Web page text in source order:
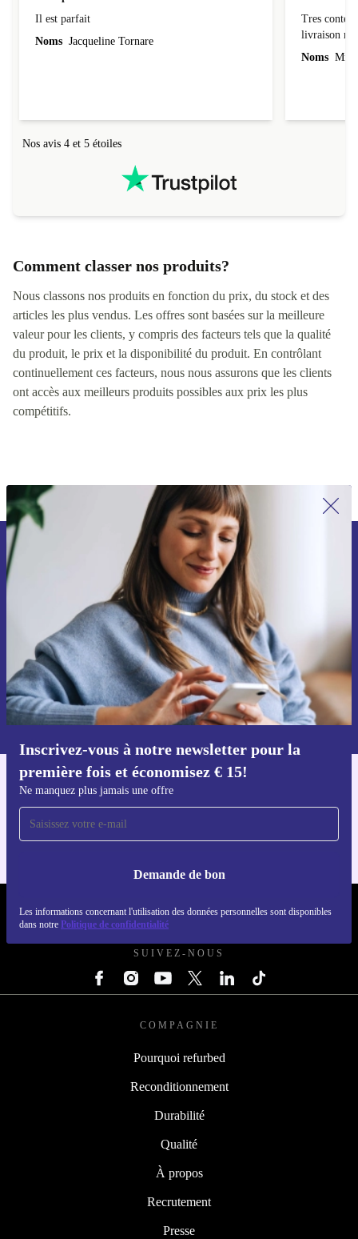
Il est parfait
Il est parfait
Tres
Comment classer nos produits?
Nous classons nos produits en fonction du prix, du stock et des
articles les plus vendus. Les offres sont basées sur la meilleure
valeur pour les clients, y compris des facteurs tels que la qualité
du produit, le prix et la disponibilité du produit. En contrôlant
continuellement ces facteurs, nous nous assurons que les clients
ont accès aux meilleurs produits possibles aux prix les plus
Inscrivez-vous à notre newsletter pour la
première fois et économisez € 15!
Politique de confidentialité
Inscrivez-vous à notre newsletter pour
la première fois et économisez 15 € !
Ne manquez plus aucune offre.
Voucher aanvragen
Retrouvez les informations sur l'utilisation des données personnelles
dans notre
politique de confidentialité.
Téléchargez l'application refurbed
Pour iOS et Android
REFURBED BELGIQUE - RETHINK NEW.
SUIVEZ-NOUS
COMPAGNIE
Pourquoi refurbed
Reconditionnement
Durabilité
Qualité
À propos
Recrutement
Presse